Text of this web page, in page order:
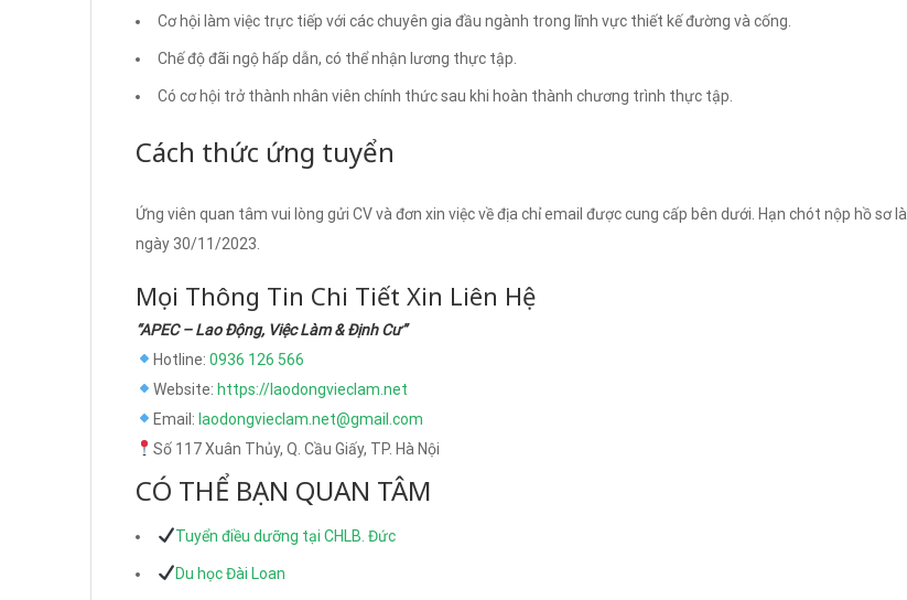
Cơ hội làm việc trực tiếp với các chuyên gia đầu ngành trong lĩnh vực thiết kế đường và cống.
Chế độ đãi ngộ hấp dẫn, có thể nhận lương thực tập.
Có cơ hội trở thành nhân viên chính thức sau khi hoàn thành chương trình thực tập.
Cách thức ứng tuyển
Ứng viên quan tâm vui lòng gửi CV và đơn xin việc về địa chỉ email được cung cấp bên dưới. Hạn chót nộp hồ sơ là
ngày 30/11/2023.
Mọi Thông Tin Chi Tiết Xin Liên Hệ
“APEC – Lao Động, Việc Làm & Định Cư”
Hotline: 0936 126 566
Website: https://laodongvieclam.net
Email: laodongvieclam.net@gmail.com
Số 117 Xuân Thủy, Q. Cầu Giấy, TP. Hà Nội
CÓ THỂ BẠN QUAN TÂM
Tuyển điều dưỡng tại CHLB. Đức
Du học Đài Loan